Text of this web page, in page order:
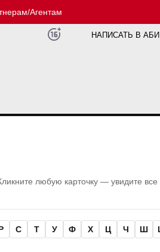
Агентам
НАПИСАТЬ В
любую карточку — увидите
С Т У Ф Х Ц Ч Ш